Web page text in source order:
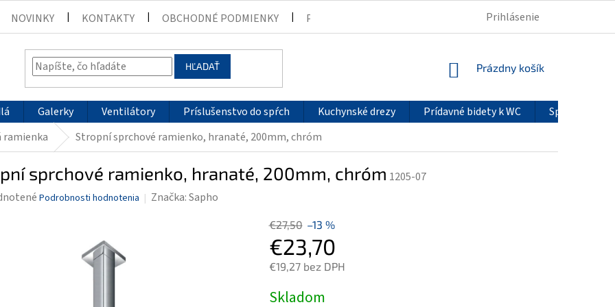
NOVINKY KONTAKTY OBCHODNÉ PODMIENKY PODMIENKY OCHRANY OSOBNÝCH ÚDAJOV REKLAMÁCIE
Prihlásenie
HĽADAŤ
NÁKUPNÝ
Prázdny košík
Galerky Ventilátory Príslušenstvo do spŕch Kuchynské drezy Prídavné bidety k WC
Sprchové
ramienka Stropní sprchové ramienko, hranaté, 200mm, chróm
sprchové ramienko, hranaté, 200mm, chróm 1205-07
Podrobnosti hodnotenia Značka:Sapho
€27,50 –13 %
€23,70
€19,27 bez DPH
cena:
Skladom